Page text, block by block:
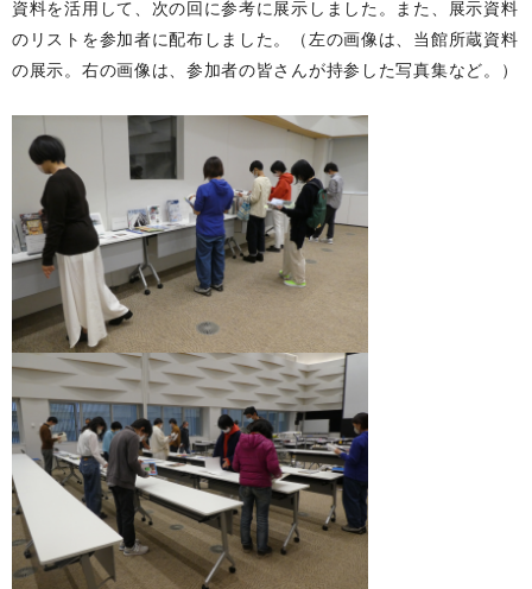
資料を活用して、次の回に参考に展示しました。また、展示資料
のリストを参加者に配布しました。（左の画像は、当館所蔵資料
の展示。右の画像は、参加者の皆さんが持参した写真集など。）